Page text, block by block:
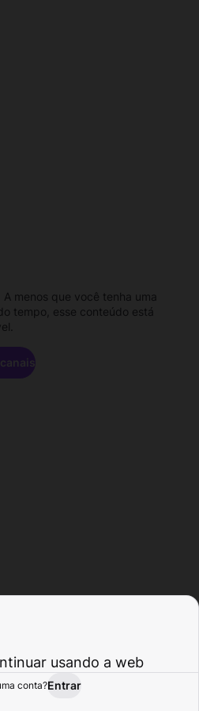
Atividade
A menos que você tenha uma
tempo, esse conteúdo está
usando a web
conta?Entrar